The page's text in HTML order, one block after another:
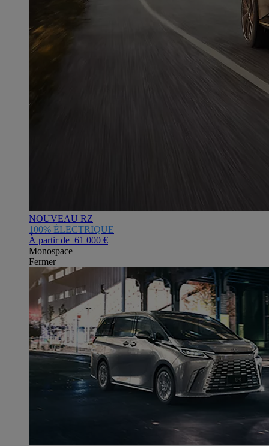
NOUVEAU RZ
100% ÉLECTRIQUE
À partir de 61 000 €
Monospace
Fermer